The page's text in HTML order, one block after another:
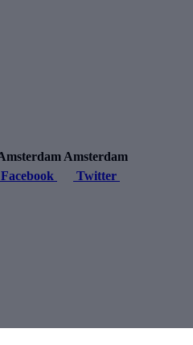
Amsterdam
Facebook
Twitter